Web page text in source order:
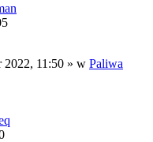
2022, 11:50 » w Paliwa